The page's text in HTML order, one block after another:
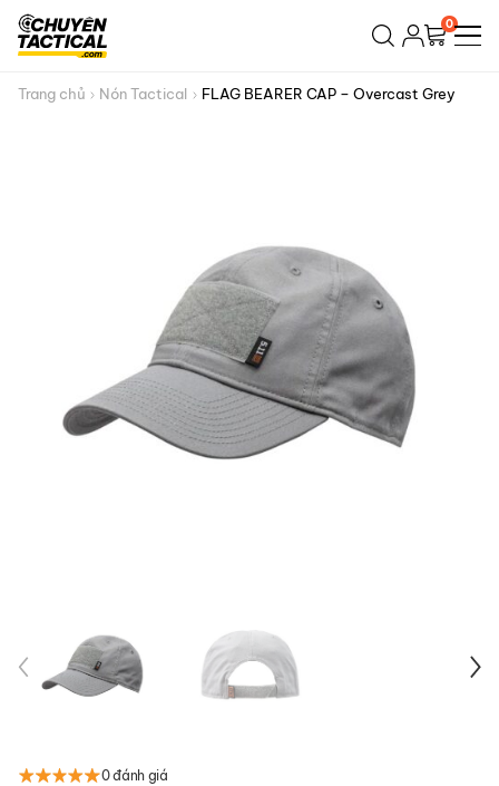
Bỏ
qua
dung
0
Trang chủ Nón Tactical FLAG BEARER CAP – Overcast Grey
0 đánh giá